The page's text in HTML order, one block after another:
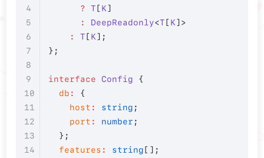
      ?
T [ K]
      :
DeepReadonly<T [ K]>
    :
T [ K];
};
interface Config {
  db
:
{
    host
: string ;
    port
: number ;
  };
  features
: string [];